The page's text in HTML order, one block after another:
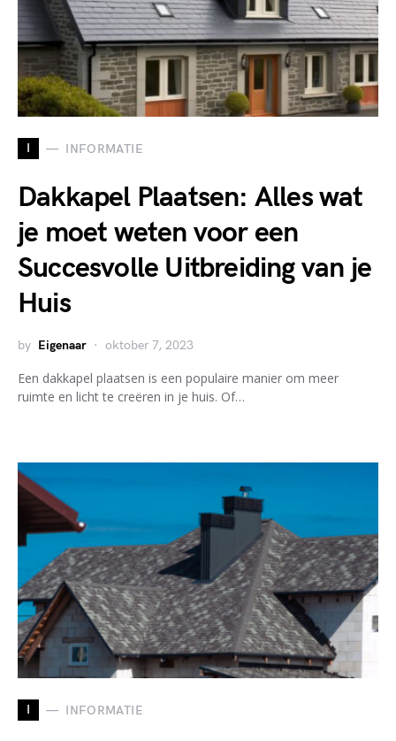
I INFORMATIE
Dakkapel Plaatsen: Alles wat
je moet weten voor een
Succesvolle Uitbreiding van je
Huis
by Eigenaar oktober 7, 2023
Een dakkapel plaatsen is een populaire manier om meer
ruimte en licht te creëren in je huis. Of…
I INFORMATIE